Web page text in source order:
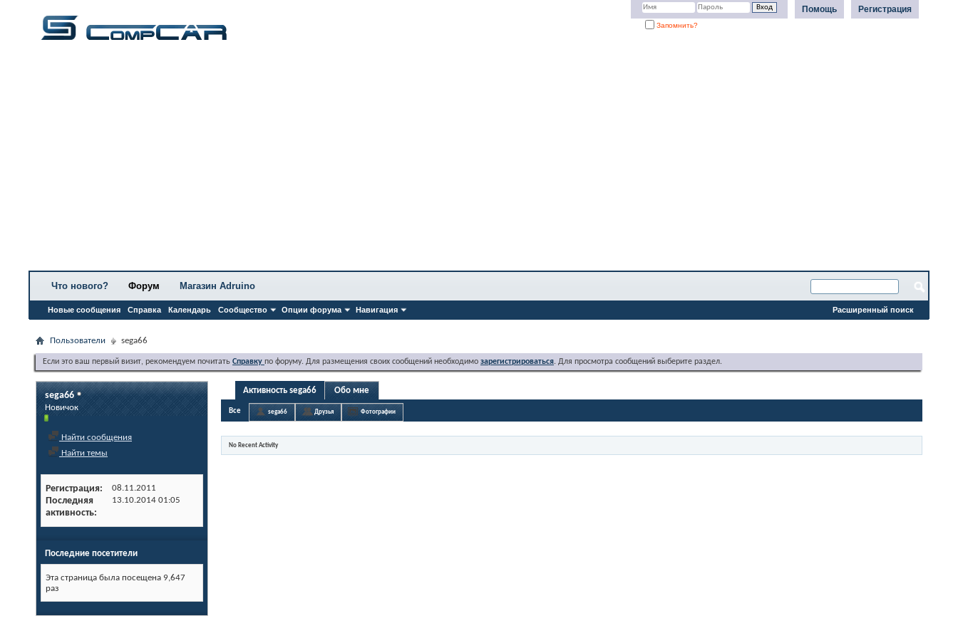
Регистрация
Помощь
Запомнить?
Что нового? Форум
Новые сообщения Справка Календарь Сообщество Опции форума Навигация
Магазин Adruino
Расширенный поиск
Пользователи sega66
Если это ваш первый визит, рекомендуем почитать Справку по форуму. Для размещения своих сообщений необходимо зарегистрироваться. Для просмотра сообщений выберите раздел.
sega66
Новичок
Найти сообщения
Найти темы
Регистрация 08.11.2011
Последняя
активность
13.10.2014 01:05
Последние посетители
Эта страница была посещена 9,647
раз
Активность sega66 Обо мне
Все sega66 Друзья Фотографии
No Recent Activity